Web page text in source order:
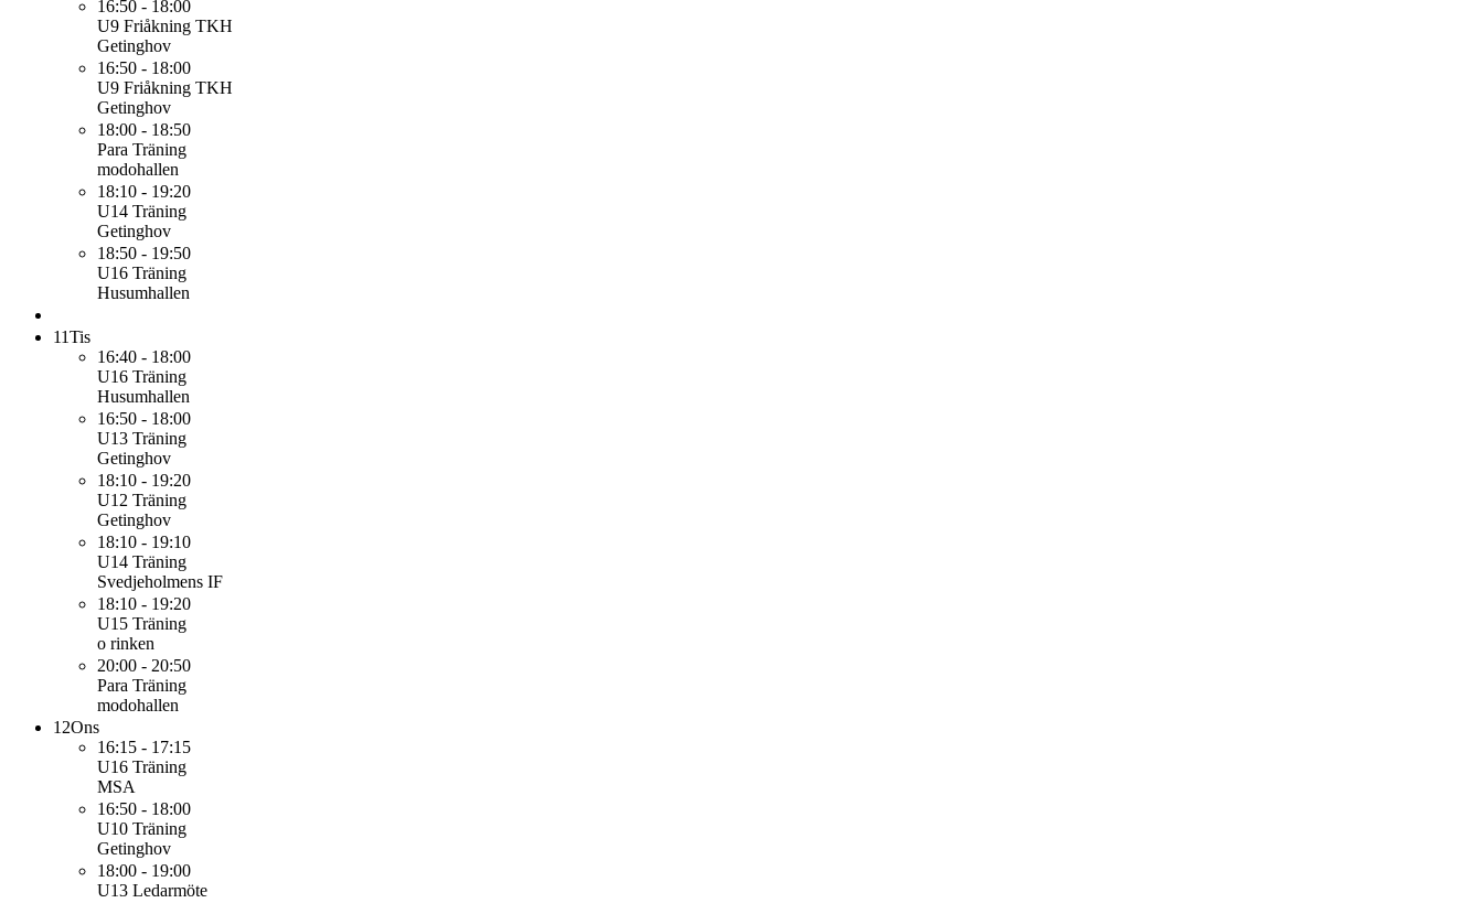
16:50 - 18:00
U9 Friåkning TKH
Getinghov
16:50 - 18:00
U9 Friåkning TKH
Getinghov
18:00 - 18:50
Para Träning
modohallen
18:10 - 19:20
U14 Träning
Getinghov
18:50 - 19:50
U16 Träning
Husumhallen
11Tis
16:40 - 18:00
U16 Träning
Husumhallen
16:50 - 18:00
U13 Träning
Getinghov
18:10 - 19:20
U12 Träning
Getinghov
18:10 - 19:10
U14 Träning
Svedjeholmens IF
18:10 - 19:20
U15 Träning
o rinken
20:00 - 20:50
Para Träning
modohallen
12Ons
16:15 - 17:15
U16 Träning
MSA
16:50 - 18:00
U10 Träning
Getinghov
18:00 - 19:00
U13 Ledarmöte